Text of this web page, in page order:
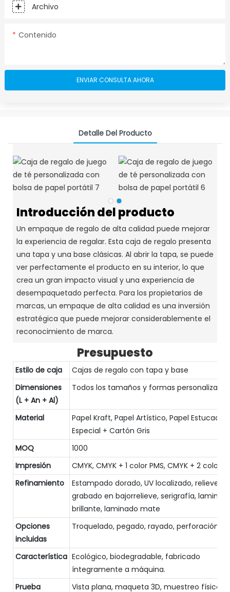
Archivo
Contenido
ENVIAR CONSULTA AHORA
Detalle Del Producto
Introducción del producto
Un empaque de regalo de alta calidad puede mejorar
la experiencia de regalar. Esta caja de regalo presenta
una tapa y una base clásicas. Al abrir la tapa, se puede
ver perfectamente el producto en su interior, lo que
crea un gran impacto visual y una experiencia de
desempaquetado perfecta. Para los propietarios de
marcas, un empaque de alta calidad es una inversión
estratégica que puede mejorar considerablemente el
reconocimiento de marca.
Presupuesto
Estilo de caja
Cajas de regalo con tapa y base
Dimensiones
(L + An + Al)
Todos los tamaños y formas personalizados
Material
Papel Kraft, Papel Artístico, Papel Estucado,
Especial + Cartón Gris
MOQ
1000
Impresión
CMYK, CMYK + 1 color PMS, CMYK + 2 colores
Refinamiento
Estampado dorado, UV localizado, relieve,
grabado en bajorrelieve, serigrafía,
brillante, laminado mate
Opciones
incluidas
Troquelado, pegado, rayado, perforación
Característica Ecológico, biodegradable, fabricado
íntegramente a máquina.
Prueba
Vista plana, maqueta 3D, muestreo físico